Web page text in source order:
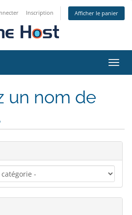
Inscription Afficher le panier
un nom de